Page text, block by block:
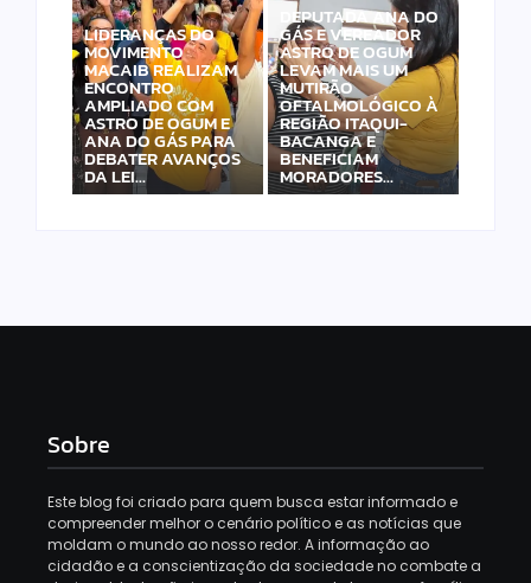
LIDERANÇAS DO
MOVIMENTO
MACAIB REALIZAM
ENCONTRO
AMPLIADO COM
ASTRO DE OGUM E
ANA DO GÁS PARA
DEBATER AVANÇOS
DA LEI…
DEPUTADA ANA DO
GÁS E VEREADOR
ASTRO DE OGUM
LEVAM MAIS UM
MUTIRÃO
OFTALMOLÓGICO À
REGIÃO ITAQUI-
BACANGA E
BENEFICIAM
MORADORES…
Sobre
Este blog foi criado para quem busca estar informado e
compreender melhor o cenário político e as notícias que
moldam o mundo ao nosso redor. A informação ao
cidadão e a conscientização da sociedade no combate a